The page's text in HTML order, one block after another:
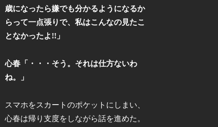
歳になったら嫌でも分かるようになるか
らって一点張りで、私はこんなの見たこ
となかったよ!!」
心春「・・・そう。それは仕方ないわ
ね。」
スマホをスカートのポケットにしまい、
心春は帰り支度をしながら話を進めた。